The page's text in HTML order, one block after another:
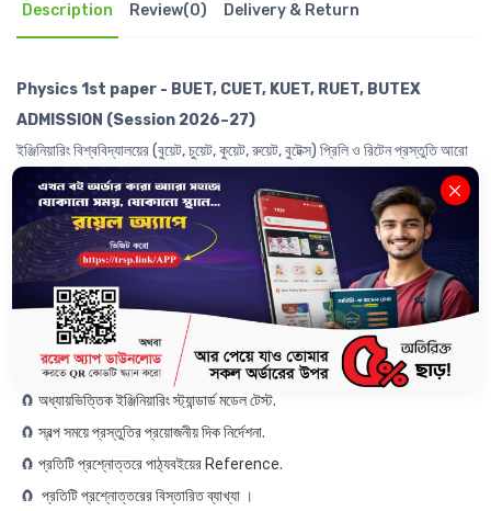
Description Review(0) Delivery & Return
Physics 1st paper - BUET, CUET, KUET, RUET, BUTEX
ADMISSION (Session 2026–27)
ইঞ্জিনিয়ারিং বিশ্ববিদ্যালয়ের (বুয়েট, চুয়েট, কুয়েট, রুয়েট, বুটেক্স) প্রিলি ও রিটেন প্রস্তুতি আরো
গোছানো করতে আজই সংগ্রহ করো।
𝐄𝐧𝐠𝐢𝐧𝐞𝐞𝐫𝐢𝐧𝐠 𝐀𝐝𝐦𝐢𝐬𝐬𝐢𝐨𝐧 𝐁𝐨𝐨𝐤 - Physics 1st paper
বইটিতে রয়েছেঃ
------------------------
🧲বুয়েট, চুয়েট, কুয়েট, রুয়েট এর বিগত ২১ বছরের প্রশ্নোত্তর ও এনালাইসিস ।
ভর্তি পরীক্ষার জন্য Most Important Conceptual প্রশ্নোত্তর
প্রয়োজনীয় Concept গুলোর সহজ সরল উপস্থাপনা।
🧲 অধ্যায়ভিত্তিক ইঞ্জিনিয়ারিং স্ট্যান্ডার্ড মডেল টেস্ট.
🧲স্বল্প সময়ে প্রস্তুতির প্রয়োজনীয় দিক নির্দেশনা.
🧲 প্রতিটি প্রশ্নোত্তরে পাঠ্যবইয়ের Reference.
🧲 প্রতিটি প্রশ্নোত্তরের বিস্তারিত ব্যাখ্যা ।